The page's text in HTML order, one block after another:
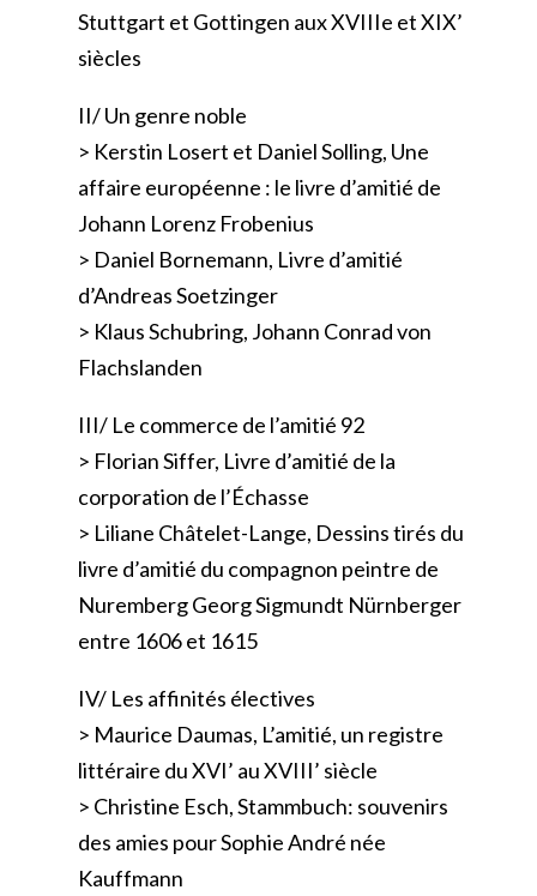
Stuttgart et Gottingen aux XVIIIe et XIX’
siècles
II/ Un genre noble
> Kerstin Losert et Daniel Solling, Une
affaire européenne : le livre d’amitié de
Johann Lorenz Frobenius
> Daniel Bornemann, Livre d’amitié
d’Andreas Soetzinger
> Klaus Schubring, Johann Conrad von
Flachslanden
III/ Le commerce de l’amitié 92
> Florian Siffer, Livre d’amitié de la
corporation de l’Échasse
> Liliane Châtelet-Lange, Dessins tirés du
livre d’amitié du compagnon peintre de
Nuremberg Georg Sigmundt Nürnberger
entre 1606 et 1615
IV/ Les affinités électives
> Maurice Daumas, L’amitié, un registre
littéraire du XVI’ au XVIII’ siècle
> Christine Esch, Stammbuch: souvenirs
des amies pour Sophie André née
Kauffmann